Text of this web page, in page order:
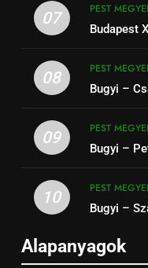
07
PEST
Budapest
08
PEST
Bugyi –
09
PEST
Bugyi –
10
PEST
Bugyi –
Alapanyagok